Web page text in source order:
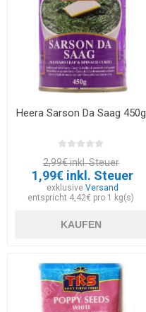
Heera Sarson Da Saag 450g
2,99€ inkl. Steuer
1,99€ inkl. Steuer
exklusiveVersand
entspricht 4,42€ pro 1 kg(s)
KAUFEN